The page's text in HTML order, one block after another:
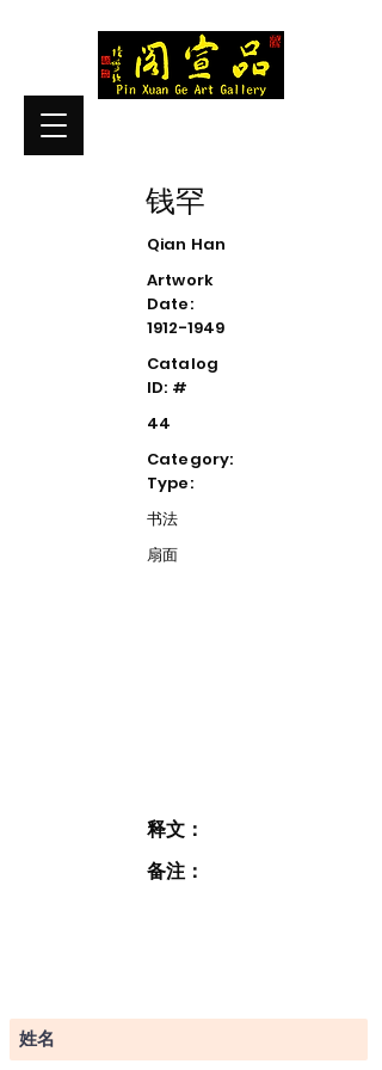
钱罕
Qian Han
Artwork
Date:
1912-1949
Catalog
ID: #
44
Category:
Type:
书法
扇面
释文：
备注：